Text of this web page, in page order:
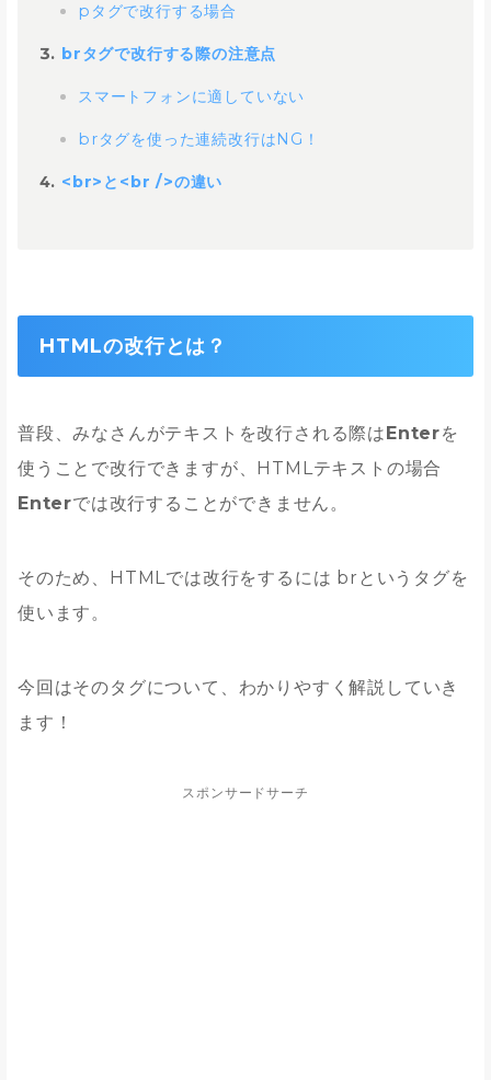
pタグで改行する場合
brタグで改行する際の注意点
スマートフォンに適していない
brタグを使った連続改行はNG！
<br>と<br />の違い
HTMLの改行とは？
普段、みなさんがテキストを改行される際はEnterを
使うことで改行できますが、HTMLテキストの場合
Enterでは改行することができません。
そのため、HTMLでは改行をするには brというタグを
使います。
今回はそのタグについて、わかりやすく解説していき
ます！
スポンサードサーチ